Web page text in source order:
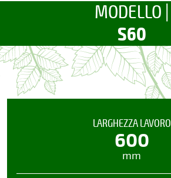
MODELLO |
S60
LARGHEZZA LAVORO
600
mm